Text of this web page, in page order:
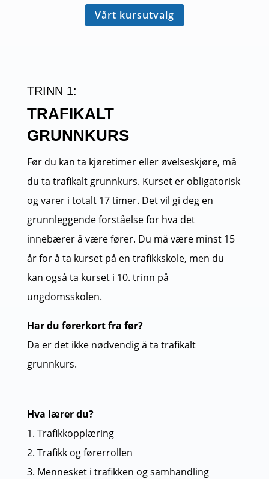
Vårt kursutvalg
TRINN 1:
TRAFIKALT
GRUNNKURS
Før du kan ta kjøretimer eller øvelseskjøre, må
du ta trafikalt grunnkurs. Kurset er obligatorisk
og varer i totalt 17 timer. Det vil gi deg en
grunnleggende forståelse for hva det
innebærer å være fører. Du må være minst 15
år for å ta kurset på en trafikkskole, men du
kan også ta kurset i 10. trinn på
ungdomsskolen.
Har du førerkort fra før?
Da er det ikke nødvendig å ta trafikalt
grunnkurs.
Hva lærer du?
1. Trafikkopplæring
2. Trafikk og førerrollen
3. Mennesket i trafikken og samhandling